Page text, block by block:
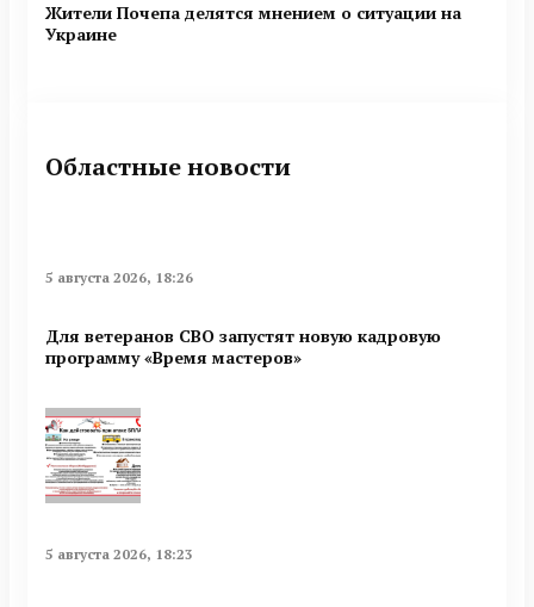
Жители Почепа делятся мнением о ситуации на
Украине
Областные новости
5 августа 2026, 18:26
Для ветеранов СВО запустят новую кадровую
программу «Время мастеров»
5 августа 2026, 18:23